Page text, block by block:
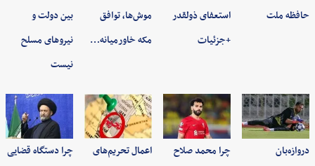
حافظه ملت
استعفای ذولقدر
+جزئیات
موش‌ها، توافق
مکه خاورمیانه…
بین دولت و
نیروهای مسلح
نیست
دروازه‌بان
چرا محمد صلاح
اعمال تحریم‌های
چرا دستگاه قضایی